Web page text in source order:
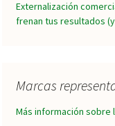
Externalización
frenan tus resultados
Marcas
Más información sobre